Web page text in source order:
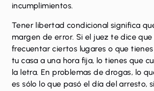
incumplimientos.
Tener libertad condicional significa
margen de error. Si el juez te dice
frecuentar ciertos lugares o que
tu casa a una hora fija, lo tienes que
la letra. En problemas de drogas, lo
es sólo lo que pasó el día del arresto,